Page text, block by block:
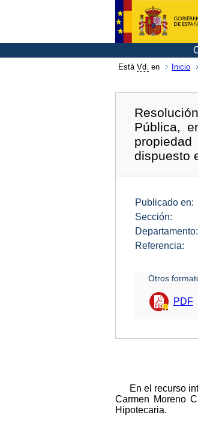
Está Vd. en Inicio
Pública,
dispuesto
Publicado en:
Sección:
Departamento:
Referencia:
Otros
PDF
En el recurso
Carmen Moreno
Hipotecaria.